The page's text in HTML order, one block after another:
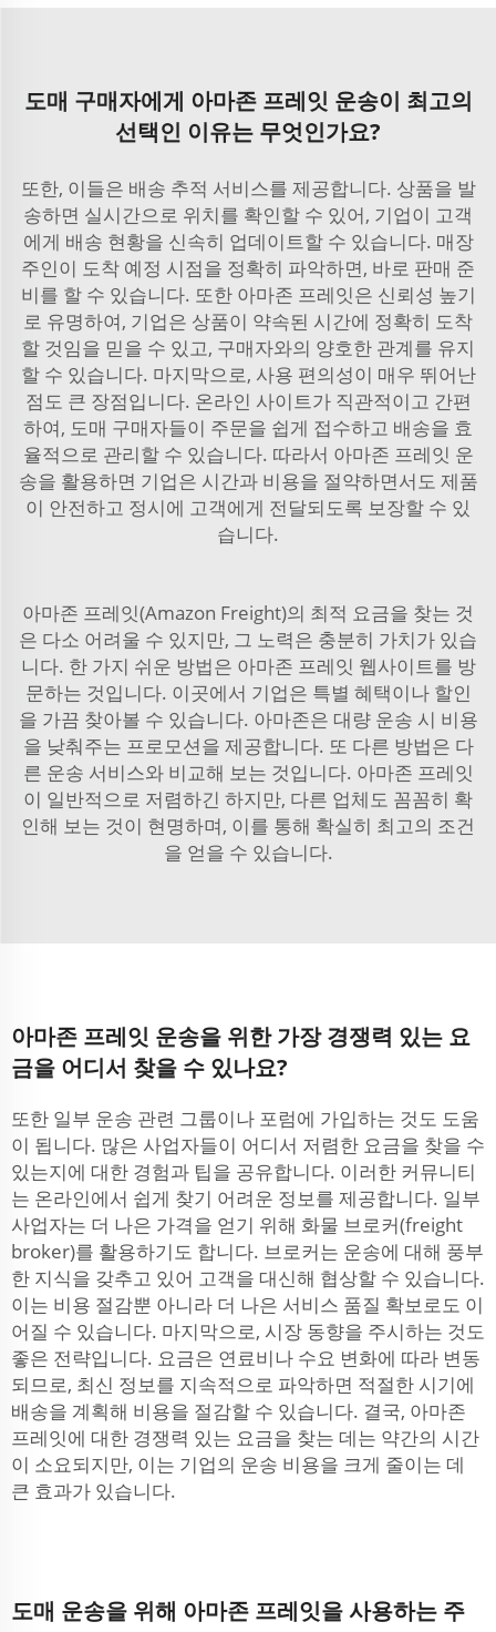
도매 구매자에게 아마존 프레잇 운송이 최고의
선택인 이유는 무엇인가요?
또한, 이들은 배송 추적 서비스를 제공합니다. 상품을 발
송하면 실시간으로 위치를 확인할 수 있어, 기업이 고객
에게 배송 현황을 신속히 업데이트할 수 있습니다. 매장
주인이 도착 예정 시점을 정확히 파악하면, 바로 판매 준
비를 할 수 있습니다. 또한 아마존 프레잇은 신뢰성 높기
로 유명하여, 기업은 상품이 약속된 시간에 정확히 도착
할 것임을 믿을 수 있고, 구매자와의 양호한 관계를 유지
할 수 있습니다. 마지막으로, 사용 편의성이 매우 뛰어난
점도 큰 장점입니다. 온라인 사이트가 직관적이고 간편
하여, 도매 구매자들이 주문을 쉽게 접수하고 배송을 효
율적으로 관리할 수 있습니다. 따라서 아마존 프레잇 운
송을 활용하면 기업은 시간과 비용을 절약하면서도 제품
이 안전하고 정시에 고객에게 전달되도록 보장할 수 있
습니다.
아마존 프레잇(Amazon Freight)의 최적 요금을 찾는 것
은 다소 어려울 수 있지만, 그 노력은 충분히 가치가 있습
니다. 한 가지 쉬운 방법은 아마존 프레잇 웹사이트를 방
문하는 것입니다. 이곳에서 기업은 특별 혜택이나 할인
을 가끔 찾아볼 수 있습니다. 아마존은 대량 운송 시 비용
을 낮춰주는 프로모션을 제공합니다. 또 다른 방법은 다
른 운송 서비스와 비교해 보는 것입니다. 아마존 프레잇
이 일반적으로 저렴하긴 하지만, 다른 업체도 꼼꼼히 확
인해 보는 것이 현명하며, 이를 통해 확실히 최고의 조건
을 얻을 수 있습니다.
아마존 프레잇 운송을 위한 가장 경쟁력 있는 요
금을 어디서 찾을 수 있나요?
또한 일부 운송 관련 그룹이나 포럼에 가입하는 것도 도움
이 됩니다. 많은 사업자들이 어디서 저렴한 요금을 찾을 수
있는지에 대한 경험과 팁을 공유합니다. 이러한 커뮤니티
는 온라인에서 쉽게 찾기 어려운 정보를 제공합니다. 일부
사업자는 더 나은 가격을 얻기 위해 화물 브로커(freight
broker)를 활용하기도 합니다. 브로커는 운송에 대해 풍부
한 지식을 갖추고 있어 고객을 대신해 협상할 수 있습니다.
이는 비용 절감뿐 아니라 더 나은 서비스 품질 확보로도 이
어질 수 있습니다. 마지막으로, 시장 동향을 주시하는 것도
좋은 전략입니다. 요금은 연료비나 수요 변화에 따라 변동
되므로, 최신 정보를 지속적으로 파악하면 적절한 시기에
배송을 계획해 비용을 절감할 수 있습니다. 결국, 아마존
프레잇에 대한 경쟁력 있는 요금을 찾는 데는 약간의 시간
이 소요되지만, 이는 기업의 운송 비용을 크게 줄이는 데
큰 효과가 있습니다.
도매 운송을 위해 아마존 프레잇을 사용하는 주